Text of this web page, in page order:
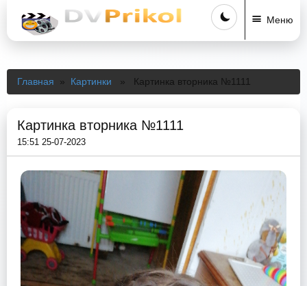
Меню
Главная » Картинки » Картинка вторника №1111
Картинка вторника №1111
15:51 25-07-2023